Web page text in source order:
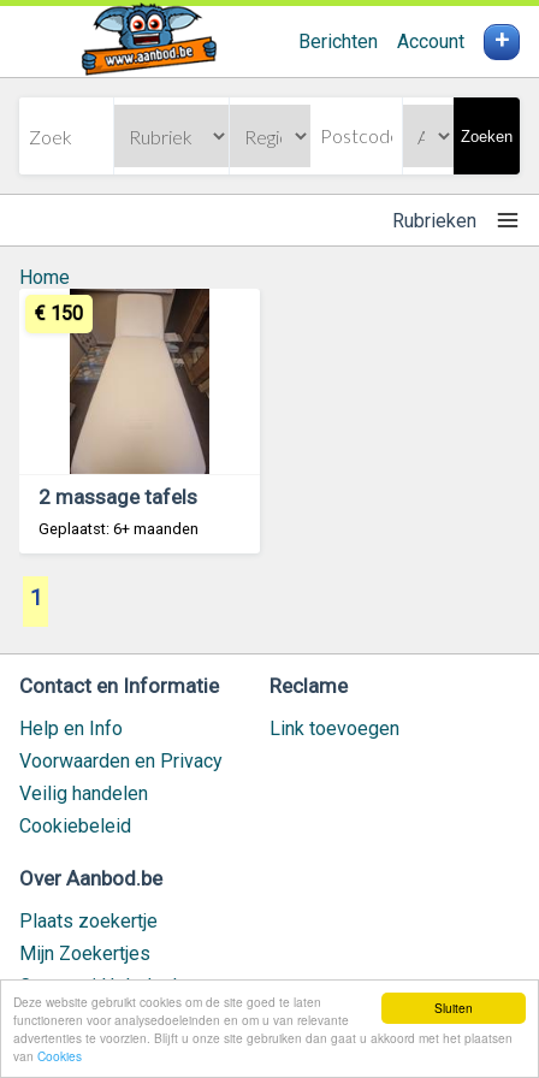
Sluiten
Deze website gebruikt cookies om de site goed te laten
functioneren voor analysedoeleinden en om u van relevante
advertenties te voorzien. Blijft u onze site gebruiken dan gaat u akkoord met het plaatsen
van Cookies
Berichten Account +
Zoeken
Rubrieken
Home
2 massage tafels
Geplaatst: 6+ maanden
€ 150
1
Contact en Informatie
Help en Info
Voorwaarden en Privacy
Veilig handelen
Cookiebeleid
Reclame
Link toevoegen
Over Aanbod.be
Plaats zoekertje
Mijn Zoekertjes
Contact / Helpdesk
Nieuw geplaatst